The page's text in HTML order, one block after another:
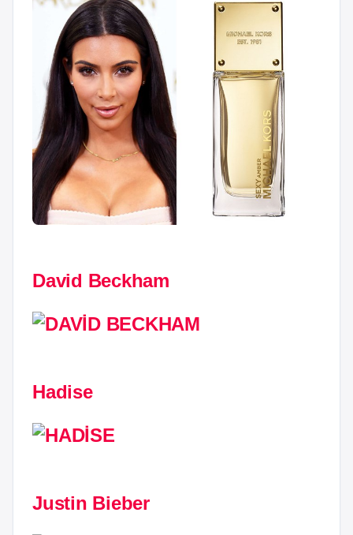
David Beckham
Hadise
Justin Bieber